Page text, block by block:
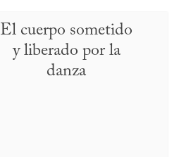
El cuerpo sometido
y liberado por la
danza